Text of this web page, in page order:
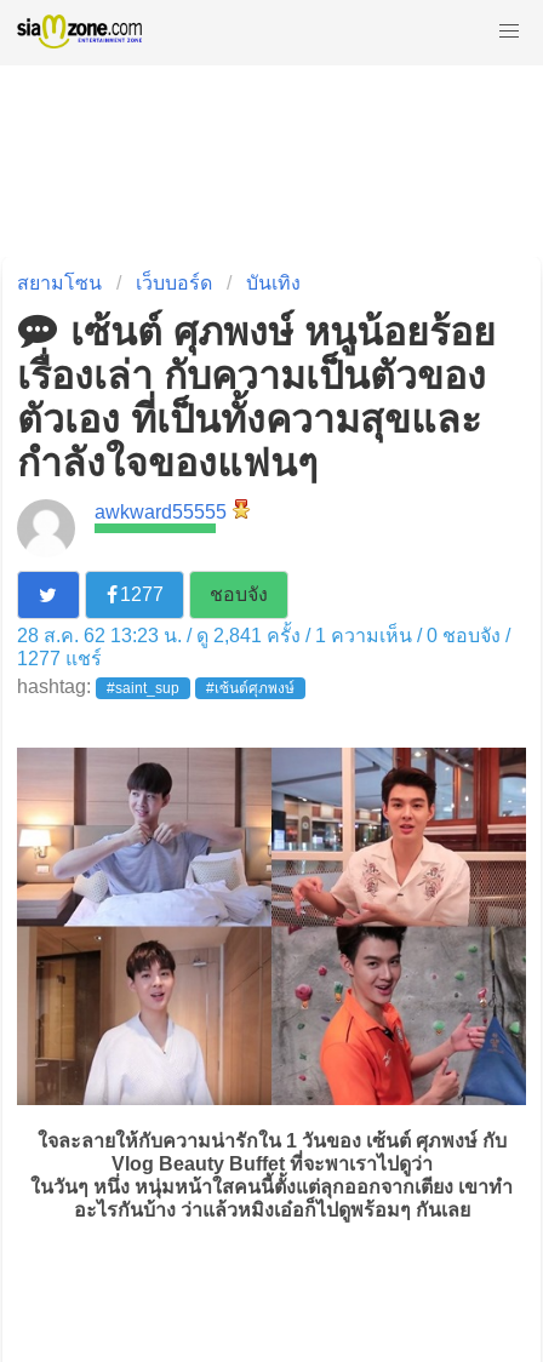
สยามโซน เว็บบอร์ด บันเทิง
เซ้นต์ ศุภพงษ์ หนูน้อยร้อย
เรื่องเล่า กับความเป็นตัวของ
ตัวเอง ที่เป็นทั้งความสุขและ
กำลังใจของแฟนๆ
awkward55555
1277
ชอบจัง
28 ส.ค. 62 13:23 น. / ดู 2,841 ครั้ง / 1 ความเห็น /0ชอบจัง /
1277 แชร์
hashtag:
#saint_sup #เซ้นต์ศุภพงษ์
ใจละลายให้กับความน่ารักใน 1 วันของ เซ้นต์ ศุภพงษ์ กับ
Vlog Beauty Buffet ที่จะพาเราไปดูว่า
ในวันๆ หนึ่ง หนุ่มหน้าใสคนนี้ตั้งแต่ลุกออกจากเตียง เขาทำ
อะไรกันบ้าง ว่าแล้วหมิงเอ๋อก็ไปดูพร้อมๆ กันเลย